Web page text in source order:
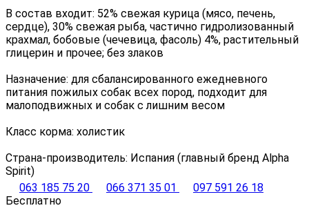
В состав входит: 52% свежая курица (мясо, печень,
сердце), 30% свежая рыба, частично гидролизованный
крахмал, бобовые (чечевица, фасоль) 4%, растительный
глицерин и прочее; без злаков
Назначение: для сбалансированного ежедневного
питания пожилых собак всех пород, подходит для
малоподвижных и собак с лишним весом
Класс корма: холистик
Страна-производитель: Испания (главный бренд Alpha
Spirit)
063 185 75 20
066 371 35 01
097 591 26 18
Бесплатно